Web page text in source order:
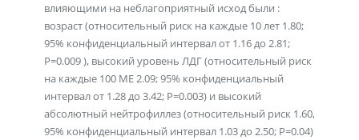
влияющими на неблагоприятный исход были :
возраст (относительный риск на каждые 10 лет 1.80;
95% конфиденциальный интервал от 1.16 до 2.81;
Р=0.009 ), высокий уровень ЛДГ (относительный риск
на каждые 100 МЕ 2.09; 95% конфиденциальный
интервал от 1.28 до 3.42; Р=0.003) и высокий
абсолютный нейтрофиллез (относительный риск 1.60,
95% конфиденциальный интервал 1.03 до 2.50; Р=0.04)